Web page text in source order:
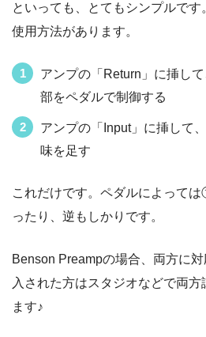
といっても、とてもシンプルで
使用方法があります。
アンプの「Return」に挿し
部をペダルで制御する
アンプの「Input」に挿して
味を足す
これだけです。ペダルによって
ったり、逆もしかりです。
Benson Preampの場合、両方に
入された方はスタジオなどで両
ます♪